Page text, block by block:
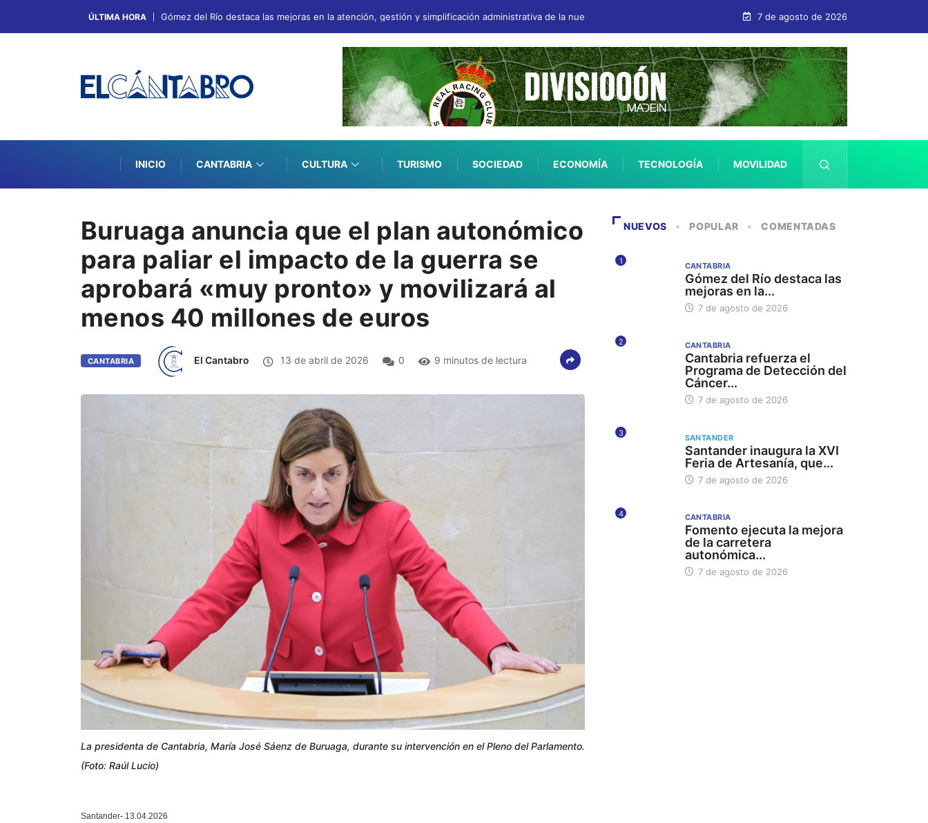
ÚLTIMA HORA Gómez del Río destaca las mejoras en la atención, gestión y simplificación administrativa de la nueva orden que regula los requisitos de los centros sociales y de dependencia
7 de agosto de 2026
INICIO CANTABRIA CULTURA TURISMO SOCIEDAD ECONOMÍA TECNOLOGÍA MOVILIDAD
Buruaga anuncia que el plan autonómico
para paliar el impacto de la guerra se
aprobará «muy pronto» y movilizará al
menos 40 millones de euros
CANTABRIA El Cantabro 13 de abril de 2026 0 9 minutos de lectura
La presidenta de Cantabria, María José Sáenz de Buruaga, durante su intervención en el Pleno del Parlamento.
(Foto: Raúl Lucio)
Santander- 13.04.2026
NUEVOS POPULAR COMENTADAS
1 CANTABRIA
Gómez del Río destaca las
mejoras en la...
7 de agosto de 2026
2 CANTABRIA
Cantabria refuerza el
Programa de Detección del
Cáncer...
7 de agosto de 2026
3 SANTANDER
Santander inaugura la XVI
Feria de Artesanía, que...
7 de agosto de 2026
4 CANTABRIA
Fomento ejecuta la mejora
de la carretera
autonómica...
7 de agosto de 2026